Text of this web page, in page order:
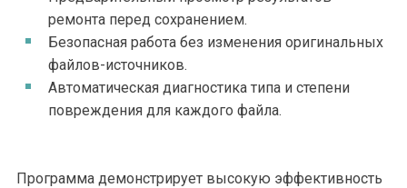
ремонта перед сохранением.
Безопасная работа без изменения оригинальных
файлов-источников.
Автоматическая диагностика типа и степени
повреждения для каждого файла.
Программа демонстрирует высокую эффективность